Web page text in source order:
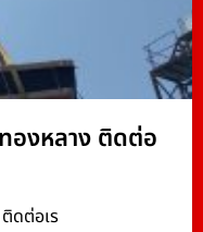
องหลาง ติดต่อ
ดต่อเร